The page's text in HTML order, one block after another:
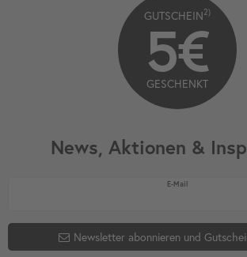
News, Aktionen &
E-MailNewsletter Honig
Newsletter abonnieren und
GUTSCHEIN2)
5€
GESCHENKT